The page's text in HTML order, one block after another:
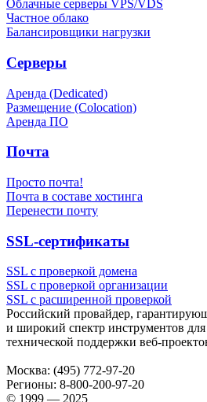
Облачные серверы VPS/VDS
Частное облако
Балансировщики нагрузки
Серверы
Аренда (Dedicated)
Размещение (Colocation)
Аренда ПО
Почта
Просто почта!
Почта в составе хостинга
Перенести почту
SSL-сертификаты
SSL с проверкой домена
SSL с проверкой организации
SSL с расширенной проверкой
Российский провайдер,
и широкий спектр инструментов
технической поддержки веб-
Москва: (495) 772-97-20
Регионы: 8-800-200-97-20
© 1999 — 2025